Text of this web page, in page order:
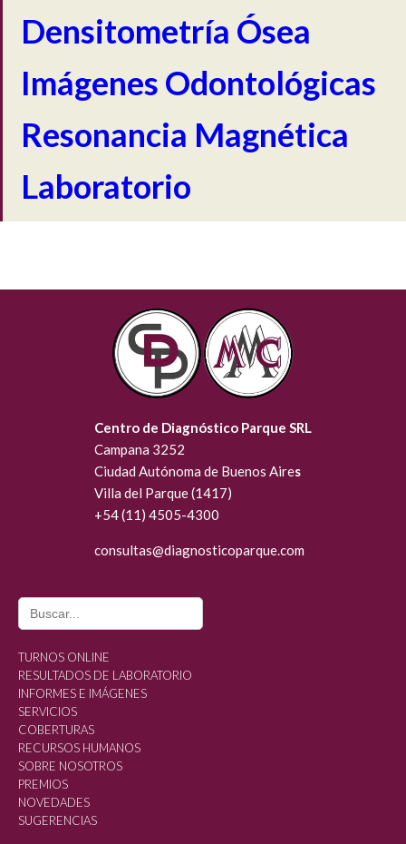
Densitometría Ósea
Imágenes Odontológicas
Resonancia Magnética
Laboratorio
Centro de Diagnóstico Parque SRL
Campana 3252
Ciudad Autónoma de Buenos Aires
Villa del Parque (1417)
+54 (11) 4505-4300
consultas@diagnosticoparque.com
Search
for:
TURNOS ONLINE
RESULTADOS DE LABORATORIO
INFORMES E IMÁGENES
SERVICIOS
COBERTURAS
RECURSOS HUMANOS
SOBRE NOSOTROS
PREMIOS
NOVEDADES
SUGERENCIAS